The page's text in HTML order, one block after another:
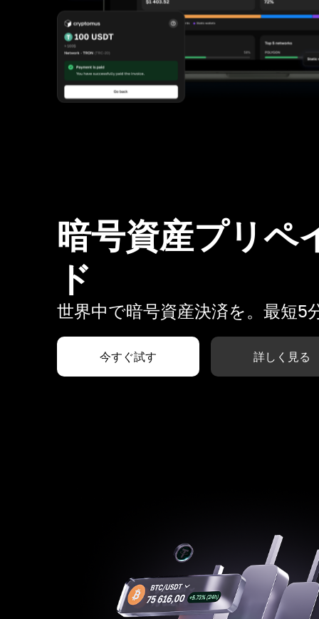
暗号資産プリペ
ド
世界中で暗号資産決済を。最短5
今すぐ試す 詳しく見る